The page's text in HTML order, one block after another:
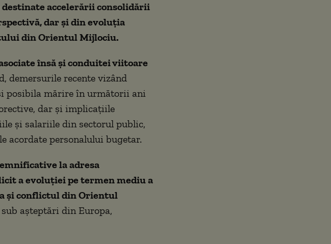
accelerării consolidării
dar și din evoluția
din Orientul Mijlociu.
însă și conduitei viitoare
demersurile recente vizând
posibila mărire în următorii ani
dar și implicațiile
și salariile din sectorul public,
acordate personalului bugetar.
la adresa
a evoluției pe termen mediu a
și conflictul din Orientul
așteptări din Europa,